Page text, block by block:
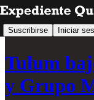
Suscribirse Iniciar
Tulum
y Grupo